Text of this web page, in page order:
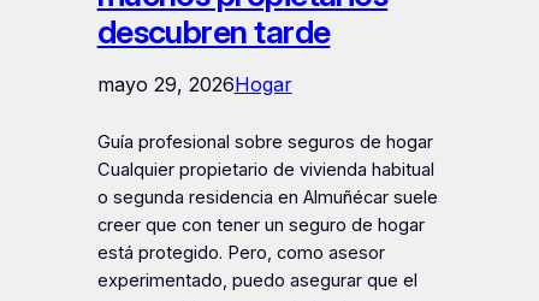
descubren tarde
mayo 29, 2026Hogar
Guía profesional sobre seguros de hogar
Cualquier propietario de vivienda habitual
o segunda residencia en Almuñécar suele
creer que con tener un seguro de hogar
está protegido. Pero, como asesor
experimentado, puedo asegurar que el